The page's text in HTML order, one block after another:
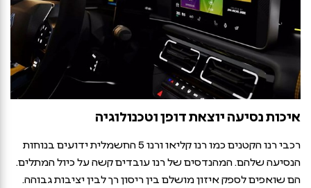
איכות נסיעה יוצאת דופן וטכנולוגיה
רכבי רנו הקטנים כמו רנו קליאו ורנו 5 החשמלית ידועים בנוחות
הנסיעה שלהם. המהנדסים של רנו עובדים קשה על כיול המתלים.
הם שואפים לספק איזון מושלם בין ריסון רך לבין יציבות גבוהה.